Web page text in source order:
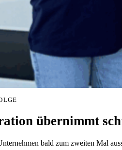
übernimmt
bald zum zweiten Mal